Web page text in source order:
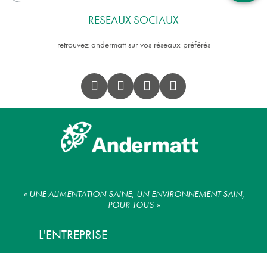
RESEAUX SOCIAUX
retrouvez andermatt sur vos réseaux préférés
« UNE ALIMENTATION SAINE, UN ENVIRONNEMENT SAIN,
POUR TOUS »
L'ENTREPRISE